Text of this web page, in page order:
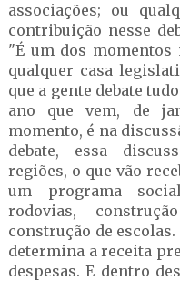
associações; ou
contribuição nesse
"É um dos
qualquer casa
que a gente debate
ano que vem, de
momento, é na
debate, essa
regiões, o que vão
um programa
rodovias,
construção de escolas.
determina a receita
despesas. E dentro